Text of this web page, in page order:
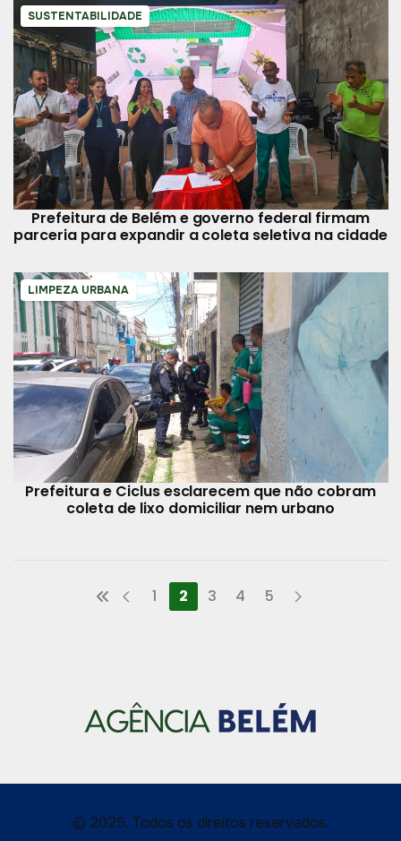
SUSTENTABILIDADE
Prefeitura de Belém e governo federal firmam
parceria para expandir a coleta seletiva na cidade
LIMPEZA URBANA
Prefeitura e Ciclus esclarecem que não cobram
coleta de lixo domiciliar nem urbano
1 2 3 4 5
© 2025, Todos os direitos reservados.